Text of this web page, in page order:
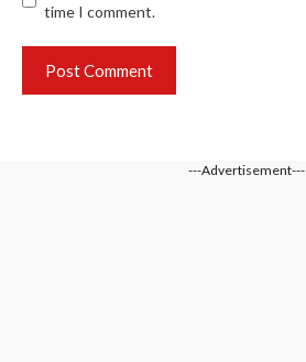
time I comment.
---Advertisement---